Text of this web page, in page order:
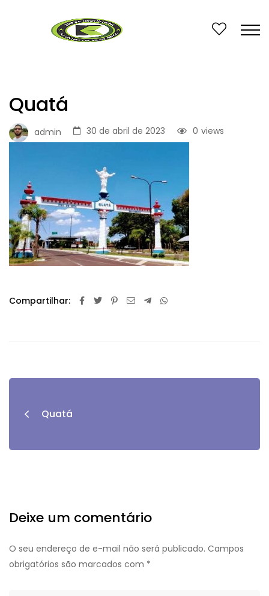
Quatá
admin 30 de abril de 2023 views
0
Compartilhar:
Quatá
Deixe um comentário
O seu endereço de e-mail não será publicado. Campos
obrigatórios são marcados com *